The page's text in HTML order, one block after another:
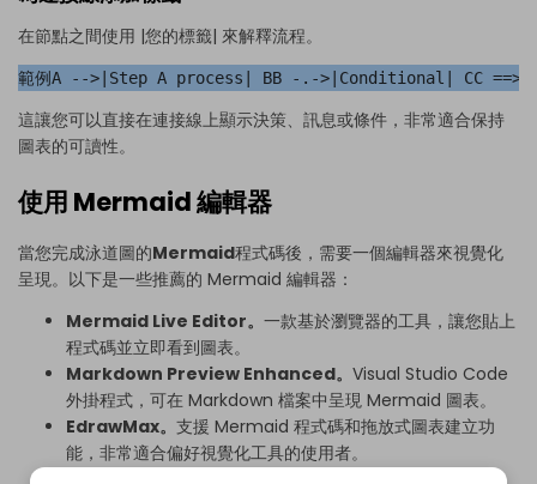
在節點之間使用 |您的標籤| 來解釋流程。
範例A -->|Step A process| BB -.->|Conditional| CC ==>
這讓您可以直接在連接線上顯示決策、訊息或條件，非常適合保持
圖表的可讀性。
使用 Mermaid 編輯器
當您完成泳道圖的Mermaid程式碼後，需要一個編輯器來視覺化
呈現。以下是一些推薦的 Mermaid 編輯器：
Mermaid Live Editor。 一款基於瀏覽器的工具，讓您貼上
程式碼並立即看到圖表。
Markdown Preview Enhanced。 Visual Studio Code
外掛程式，可在 Markdown 檔案中呈現 Mermaid 圖表。
EdrawMax。 支援 Mermaid 程式碼和拖放式圖表建立功
能，非常適合偏好視覺化工具的使用者。